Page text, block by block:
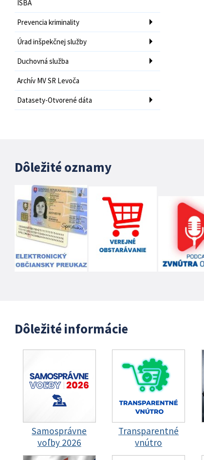
ISBA
Prevencia kriminality
Úrad inšpekčnej služby
Duchovná služba
Archív MV SR Levoča
Datasety-Otvorené dáta
Dôležité oznamy
Dôležité informácie
Samosprávne
voľby 2026
Transparentné
vnútro